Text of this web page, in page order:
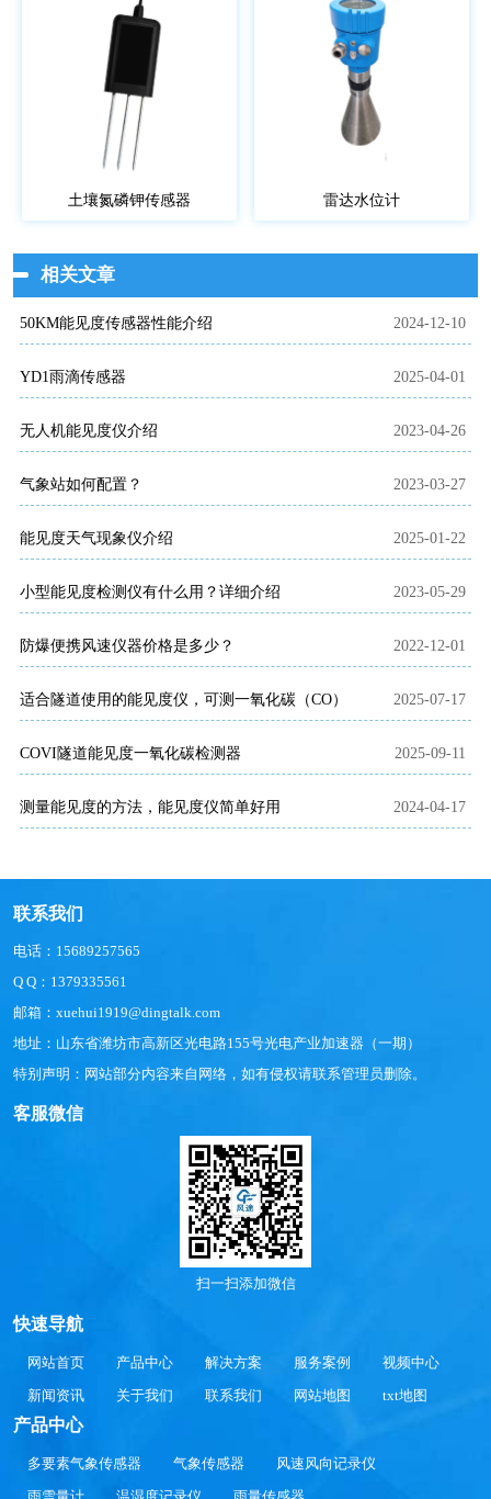
土壤氮磷钾传感器 雷达水位计
相关文章
50KM能见度传感器性能介绍 2024-12-10
YD1雨滴传感器 2025-04-01
无人机能见度仪介绍 2023-04-26
气象站如何配置？ 2023-03-27
能见度天气现象仪介绍 2025-01-22
小型能见度检测仪有什么用？详细介绍 2023-05-29
防爆便携风速仪器价格是多少？ 2022-12-01
适合隧道使用的能见度仪，可测一氧化碳（CO）​ 2025-07-17
COVI隧道能见度一氧化碳检测器 2025-09-11
测量能见度的方法，能见度仪简单好用 2024-04-17
联系我们
电话：15689257565
Q Q：1379335561
邮箱：xuehui1919@dingtalk.com
地址：山东省潍坊市高新区光电路155号光电产业加速器（一期）
特别声明：网站部分内容来自网络，如有侵权请联系管理员删除。
客服微信
扫一扫添加微信
快速导航
网站首页 产品中心 解决方案 服务案例
视频中心
新闻资讯
关于我们 联系我们 网站地图 txt地图
产品中心
多要素气象传感器 气象传感器
风速风向记录仪